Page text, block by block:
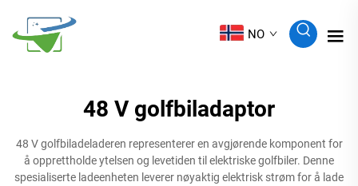
NO
48 V golfbiladaptor
48 V golfbiladeladeren representerer en avgjørende komponent for
å opprettholde ytelsen og levetiden til elektriske golfbiler. Denne
spesialiserte ladeenheten leverer nøyaktig elektrisk strøm for å lade